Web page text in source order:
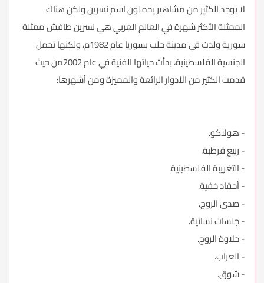
لا يوجد الكثير من مشاهير يحملون اسم نسرين ولكن هناك
الممثلة الأكثر شهرة في العالم العربي هي نسرين طافش ممثلة
سورية ولدت قي مدينة حلب بسوريا عام 1982م، ولكنها تحمل
الجنسية الفلسطينية، بدأت حياتها الفنية في عام 2002من حيث
قدمت الكثير من الأدوار الرائعة والمميزة ومن أشهرها:
- هولاكو.
- ربيع قرطبة.
- التغريبة الفلسطينية.
- أحقاد خفية.
- صدى الروح.
- جلسات نسائية.
- حلاوة الروح.
- العراب.
- شوق.